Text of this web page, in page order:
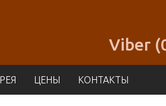
Viber
ЦЕНЫ КОНТАКТЫ